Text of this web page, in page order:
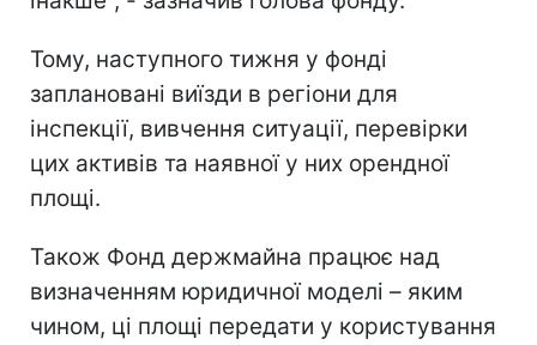
Тому, наступного тижня у фонді
заплановані виїзди в регіони для
інспекції, вивчення ситуації, перевірки
цих активів та наявної у них орендної
площі.
Також Фонд держмайна працює над
визначенням юридичної моделі – яким
чином, ці площі передати у користування